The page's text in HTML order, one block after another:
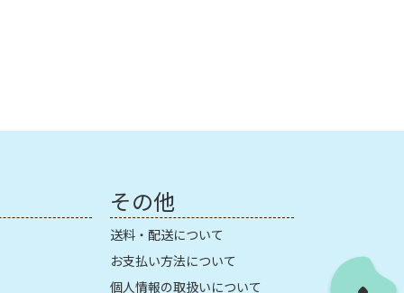
その他
送料・配送について
お支払い方法について
個人情報の取扱いについて